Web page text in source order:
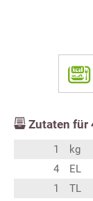
Zutaten für
1 kg
4
EL
1
TL